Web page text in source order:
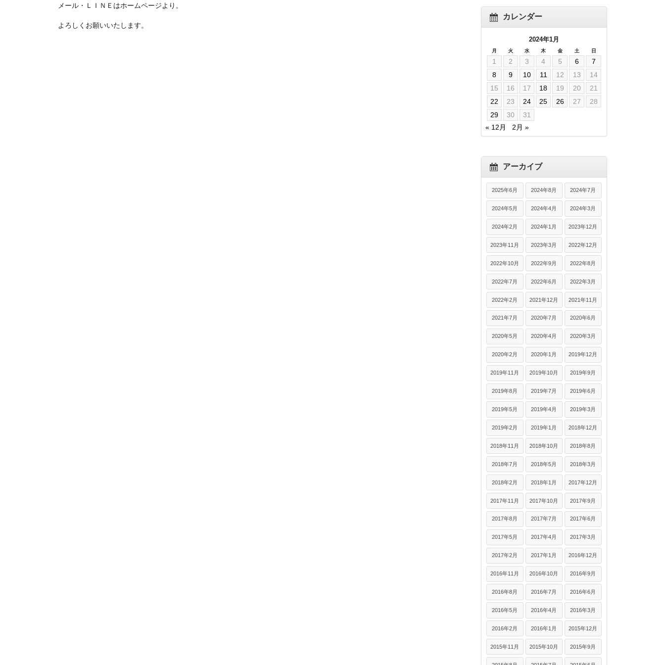
メール・ＬＩＮＥはホームページより。
よろしくお願いいたします。
カレンダー
2024年1月
月 火 水 木 金 土 日
1 2 3 4 5 6
7
8
9 10 11 12 13
14
15
16 17 18 19 20
21
22
23 24 25 26 27
28
29
30
31
« 12月
2月 »
アーカイブ
2025年6月 2024年8月 2024年7月
2024年5月 2024年4月 2024年3月
2024年2月 2024年1月 2023年12月
2023年11月 2023年3月 2022年12月
2022年10月 2022年9月 2022年8月
2022年7月 2022年6月 2022年3月
2022年2月 2021年12月 2021年11月
2021年7月 2020年7月 2020年6月
2020年5月 2020年4月 2020年3月
2020年2月 2020年1月 2019年12月
2019年11月 2019年10月 2019年9月
2019年8月 2019年7月 2019年6月
2019年5月 2019年4月 2019年3月
2019年2月 2019年1月 2018年12月
2018年11月 2018年10月 2018年8月
2018年7月 2018年5月 2018年3月
2018年2月 2018年1月 2017年12月
2017年11月 2017年10月 2017年9月
2017年8月 2017年7月 2017年6月
2017年5月 2017年4月 2017年3月
2017年2月 2017年1月 2016年12月
2016年11月 2016年10月 2016年9月
2016年8月 2016年7月 2016年6月
2016年5月 2016年4月 2016年3月
2016年2月 2016年1月 2015年12月
2015年11月 2015年10月 2015年9月